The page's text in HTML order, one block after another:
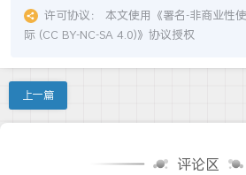
许可协议：
本文使用《署名-非商业性
际 (CC BY-NC-SA 4.0)》协议授权
上一篇
评论区